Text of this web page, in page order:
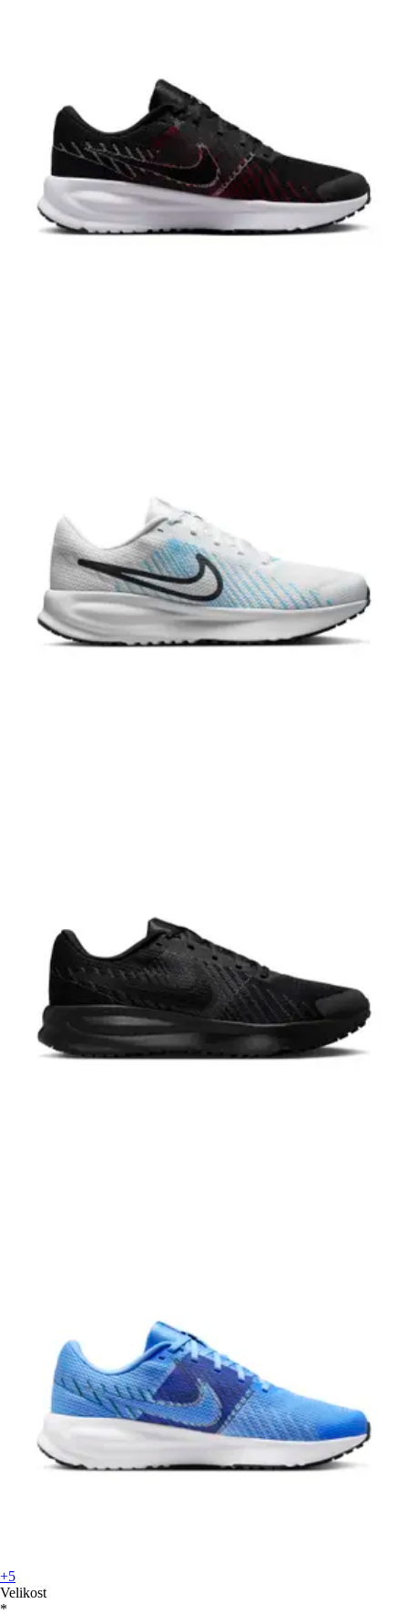
+5
Velikost
*